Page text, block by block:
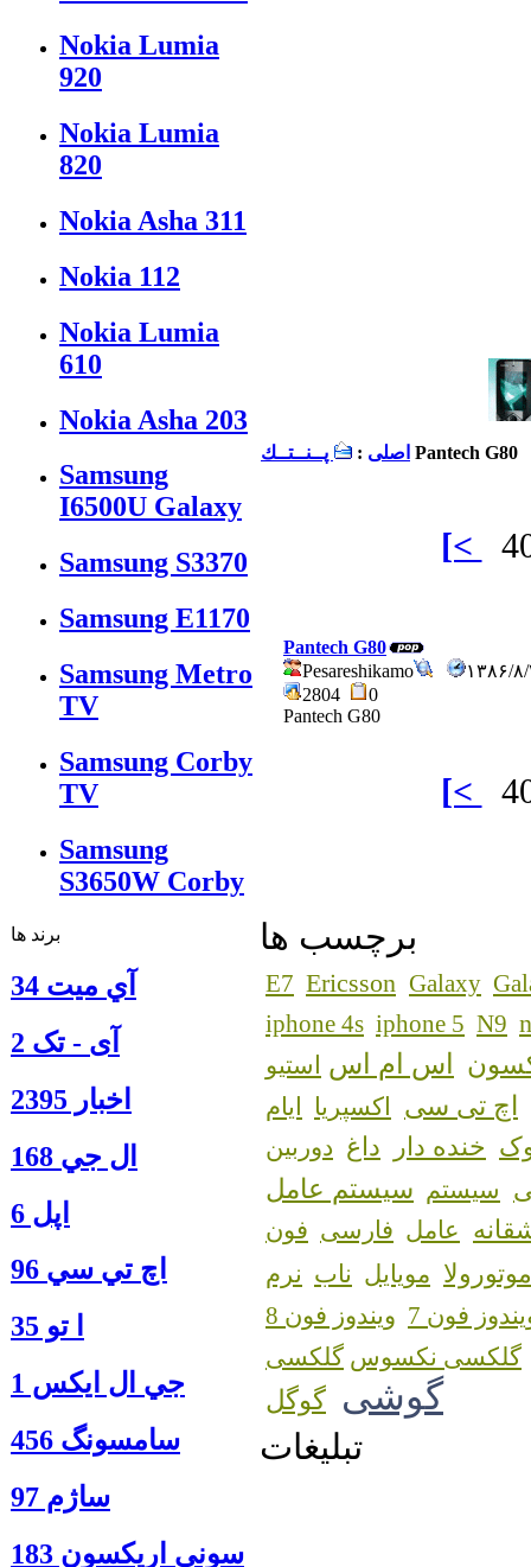
Nokia Lumia
920
Nokia Lumia
820
Nokia Asha 311
Nokia 112
Nokia Lumia
610
Nokia Asha 203
Samsung
I6500U Galaxy
Samsung S3370
Samsung E1170
Samsung Metro
TV
Samsung Corby
TV
Samsung
S3650W Corby
برند ها
آي ميت 34
آی - تک 2
اخبار 2395
ال جي 168
اپل 6
اچ تي سي 96
ا‍ تو 35
جي ال ايكس 1
سامسونگ 456
ساژم 97
سوني اريكسون 183
اصلی : پــنــتــك Pantech G80
[<
Pantech G80
Pesareshikamo
۸:۳۲
2804
0
Pantech G80
[<
برچسب ها
E7 Ericsson Galaxy
iphone 4s iphone 5 N9
اس ام اس استیو
اچ تی سی اکسپریا ایام
خنده دار داغ دوربین
سیستم سیستم عامل
عامل فارسی فون
موتورولا مویایل ناب نرم
فون 7
ویندوز فون 8
گلکسی نکسوس
گوشی گوگل
تبلیغات